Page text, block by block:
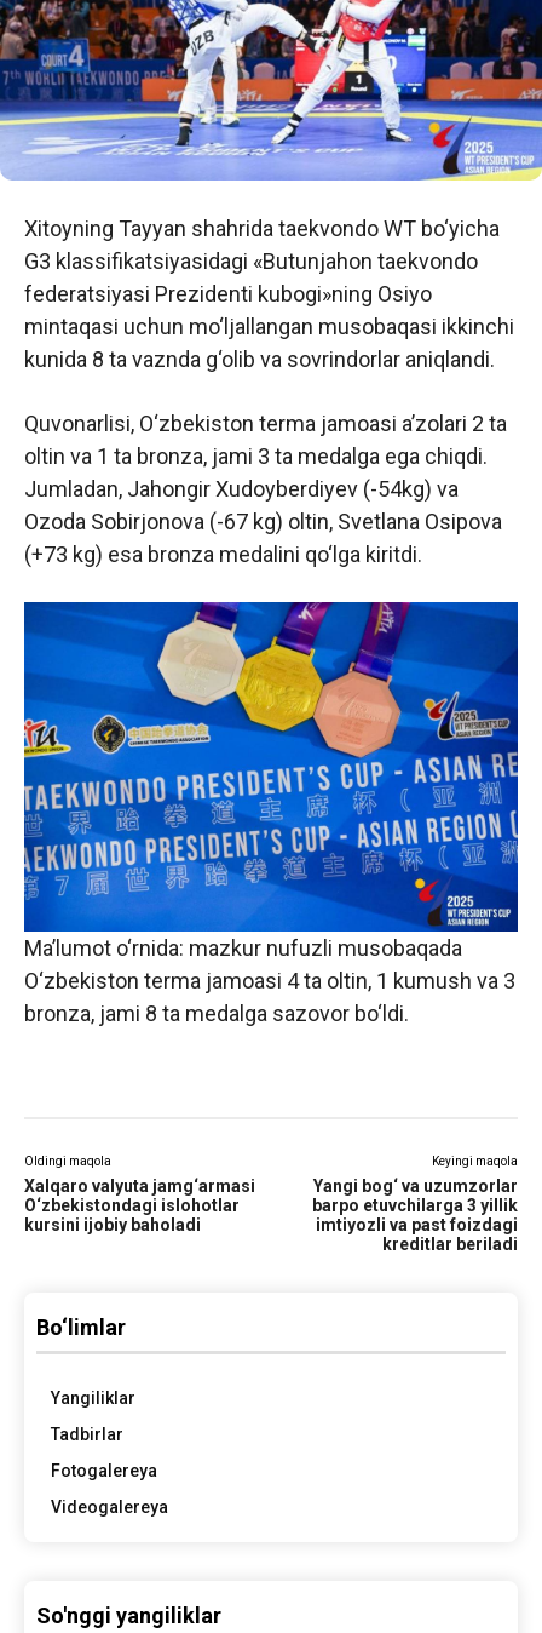
Xitoyning Tayyan shahrida taekvondo WT bo‘yicha
G3 klassifikatsiyasidagi «Butunjahon taekvondo
federatsiyasi Prezidenti kubogi»ning Osiyo
mintaqasi uchun mo‘ljallangan musobaqasi ikkinchi
kunida 8 ta vaznda g‘olib va sovrindorlar aniqlandi.
Quvonarlisi, O‘zbekiston terma jamoasi a’zolari 2 ta
oltin va 1 ta bronza, jami 3 ta medalga ega chiqdi.
Jumladan, Jahongir Xudoyberdiyev (-54kg) va
Ozoda Sobirjonova (-67 kg) oltin, Svetlana Osipova
(+73 kg) esa bronza medalini qo‘lga kiritdi.
Ma’lumot o‘rnida: mazkur nufuzli musobaqada
O‘zbekiston terma jamoasi 4 ta oltin, 1 kumush va 3
bronza, jami 8 ta medalga sazovor bo‘ldi.
Oldingi maqola
Xalqaro valyuta jamg‘armasi
O‘zbekistondagi islohotlar
kursini ijobiy baholadi
Keyingi maqola
Yangi bog‘ va uzumzorlar
barpo etuvchilarga 3 yillik
imtiyozli va past foizdagi
kreditlar beriladi
Bo‘limlar
Yangiliklar
Tadbirlar
Fotogalereya
Videogalereya
So'nggi yangiliklar